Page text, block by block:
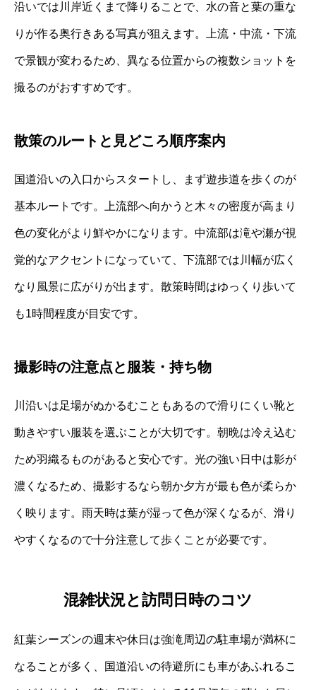
沿いでは川岸近くまで降りることで、水の音と葉の重な
りが作る奥行きある写真が狙えます。上流・中流・下流
で景観が変わるため、異なる位置からの複数ショットを
撮るのがおすすめです。
散策のルートと見どころ順序案内
国道沿いの入口からスタートし、まず遊歩道を歩くのが
基本ルートです。上流部へ向かうと木々の密度が高まり
色の変化がより鮮やかになります。中流部は滝や瀬が視
覚的なアクセントになっていて、下流部では川幅が広く
なり風景に広がりが出ます。散策時間はゆっくり歩いて
も1時間程度が目安です。
撮影時の注意点と服装・持ち物
川沿いは足場がぬかるむこともあるので滑りにくい靴と
動きやすい服装を選ぶことが大切です。朝晩は冷え込む
ため羽織るものがあると安心です。光の強い日中は影が
濃くなるため、撮影するなら朝か夕方が最も色が柔らか
く映ります。雨天時は葉が湿って色が深くなるが、滑り
やすくなるので十分注意して歩くことが必要です。
混雑状況と訪問日時のコツ
紅葉シーズンの週末や休日は強滝周辺の駐車場が満杯に
なることが多く、国道沿いの待避所にも車があふれるこ